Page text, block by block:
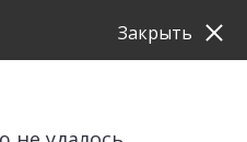
Закрыть